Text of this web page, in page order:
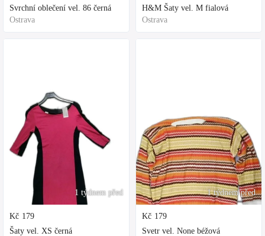
Svrchní oblečení vel. 86 černá
Ostrava
1 týdnem před
Kč 179
Šaty vel. XS černá
H&M Šaty vel. M fialová
Ostrava
1 týdnem před
Kč 179
Svetr vel. None béžová